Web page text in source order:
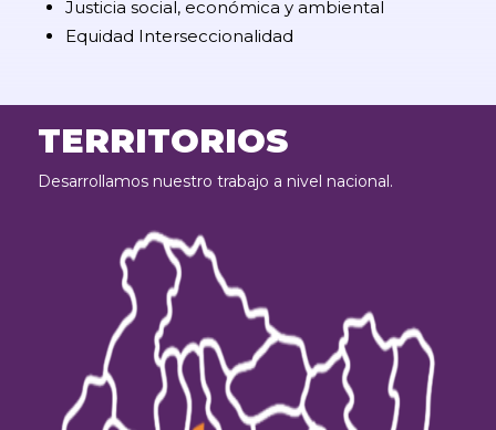
Justicia social, económica y ambiental
Equidad Interseccionalidad
TERRITORIOS
Desarrollamos nuestro trabajo a nivel nacional.